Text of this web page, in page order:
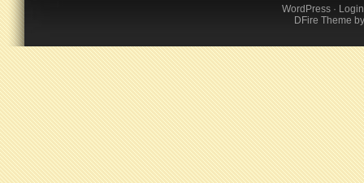
WordPress· Login
DFire Theme